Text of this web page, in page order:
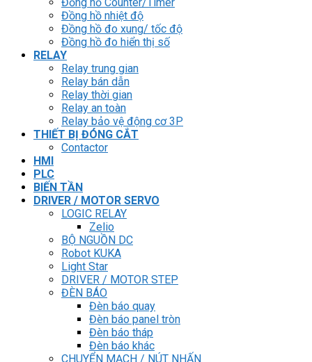
Đồng hồ nhiệt độ
Đồng hồ đo xung/ tốc độ
Đồng hồ đo hiển thị số
RELAY
Relay trung gian
Relay bán dẫn
Relay thời gian
Relay an toàn
Relay bảo vệ động cơ 3P
THIẾT BỊ ĐÓNG CẮT
Contactor
HMI
PLC
BIẾN TẦN
DRIVER / MOTOR SERVO
LOGIC RELAY
Zelio
BỘ NGUỒN DC
Robot KUKA
Light Star
DRIVER / MOTOR STEP
ĐÈN BÁO
Đèn báo quay
Đèn báo panel tròn
Đèn báo tháp
Đèn báo khác
CHUYỂN MẠCH / NÚT NHẤN